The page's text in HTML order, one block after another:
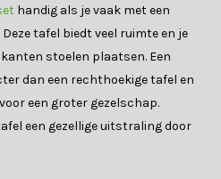
handig als je vaak met een
tafel biedt veel ruimte en je
stoelen plaatsen. Een
dan een rechthoekige tafel en
een groter gezelschap.
een gezellige uitstraling door